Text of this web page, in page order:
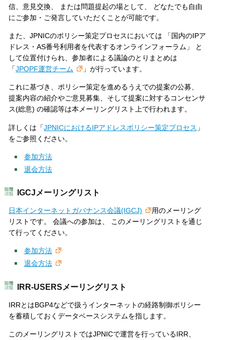
信、意見交換、 または問題提起の場として、 どなたでも自由
にご参加・ご発言していただくことが可能です。
また、JPNICのポリシー策定プロセスにおいては 「国内のIPア
ドレス・AS番号利用者を代表するオンラインフォーラム」 と
して位置付けられ、参加者による議論のとりまとめは
「JPOPF運営チーム 」が行っています。
これに基づき、ポリシー策定を進めるうえでの提案の公募、
提案内容の紹介やご意見募集、そして提案に対するコンセンサ
ス(総意) の確認等は本メーリングリスト上で行われます。
詳しくは「JPNICにおけるIPアドレスポリシー策定プロセス 」
をご参照ください。
参加方法
退会方法
IGCJメーリングリスト
日本インターネットガバナンス会議(IGCJ)
用のメーリング
リストです。 会議への参加は、 このメーリングリストを通じ
て行ってください。
参加方法
退会方法
IRR-USERSメーリングリスト
IRRとはBGP4などで扱うインターネットの経路制御ポリシー
を蓄積しておくデータベースシステムを指します。
このメーリングリストではJPNICで運営を行っているIRR、